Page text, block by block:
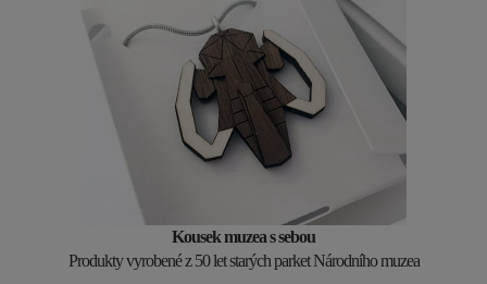
Kousek muzea s sebou
Produkty vyrobené z 50 let starých parket Národního muzea